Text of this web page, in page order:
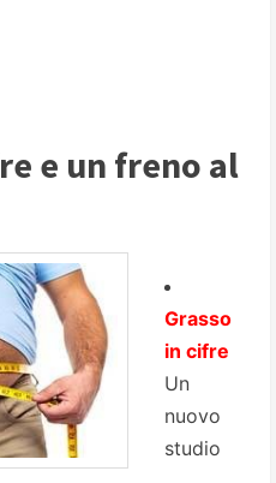
e un freno al
Grasso
in cifre
Un
nuovo
studio